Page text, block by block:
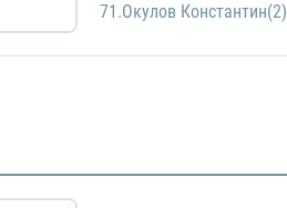
71.Окулов Константин(2)